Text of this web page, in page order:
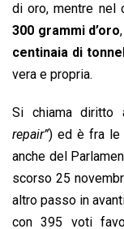
di oro, mentre nel
300 grammi d’oro
centinaia di
vera e propria.
Si chiama diritto
repair”) ed è fra le
anche del
scorso 25
altro passo in
con 395 voti